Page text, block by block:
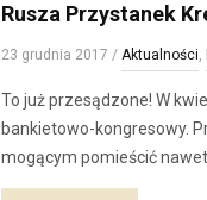
Rusza Przystanek
23 grudnia 2017 /Aktualności,
To już przesądzone! W
bankietowo-kongresowy.
mogącym pomieścić